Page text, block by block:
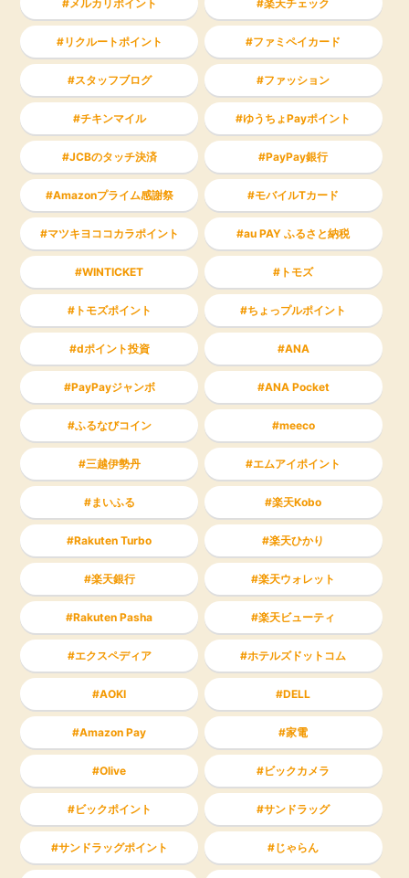
メルカリポイント 楽天チェック
リクルートポイント ファミペイカード
スタッフブログ ファッション
チキンマイル ゆうちょPayポイント
JCBのタッチ決済 PayPay銀行
Amazonプライム感謝祭 モバイルTカード
マツキヨココカラポイント au PAY ふるさと納税
WINTICKET トモズ
トモズポイント ちょっプルポイント
dポイント投資 ANA
PayPayジャンボ ANA Pocket
ふるなびコイン meeco
三越伊勢丹 エムアイポイント
まいふる 楽天Kobo
Rakuten Turbo 楽天ひかり
楽天銀行 楽天ウォレット
Rakuten Pasha 楽天ビューティ
エクスペディア ホテルズドットコム
AOKI DELL
Amazon Pay 家電
Olive ビックカメラ
ビックポイント サンドラッグ
サンドラッグポイント じゃらん